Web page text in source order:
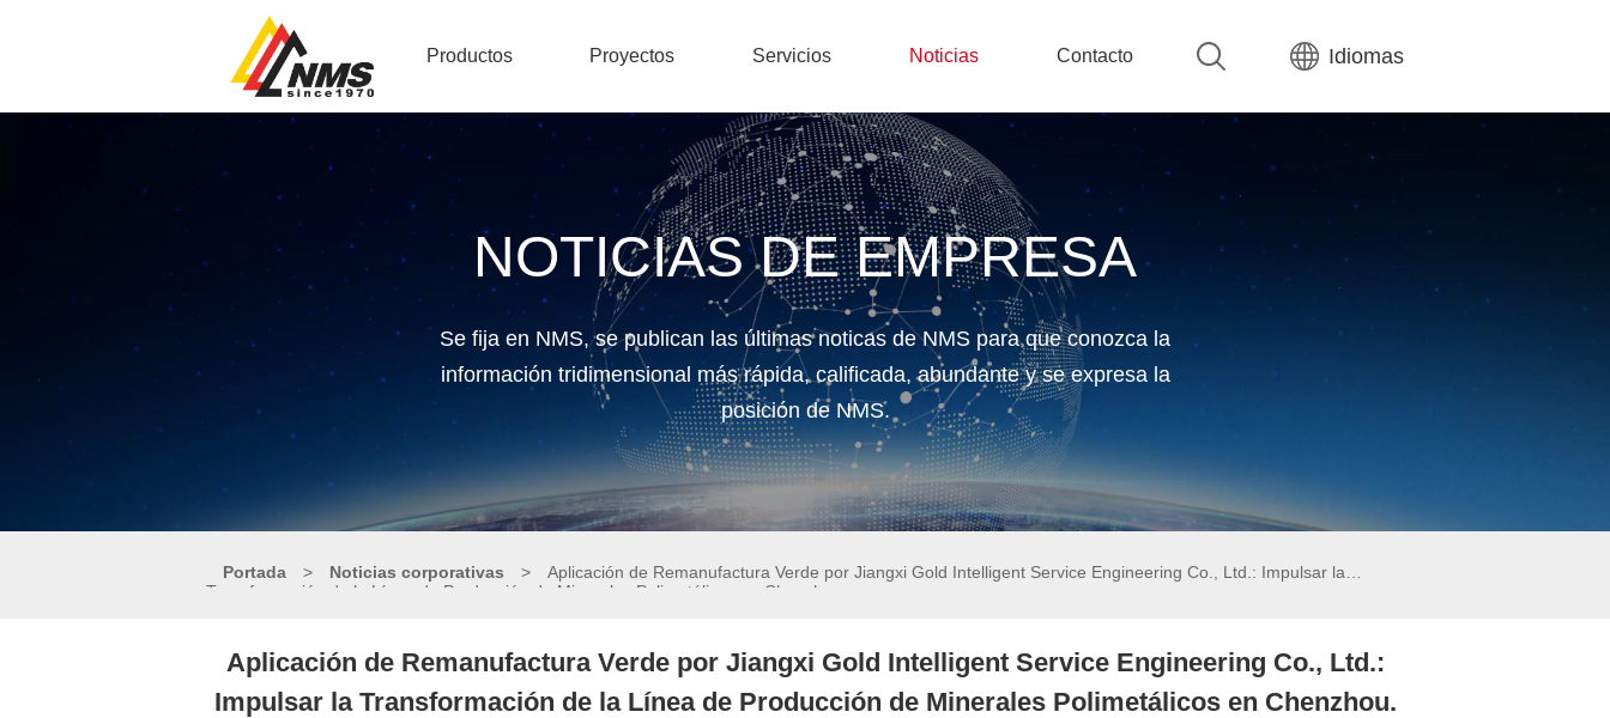
Productos Proyectos Servicios Noticias Contacto Idiomas
NOTICIAS DE EMPRESA
Se fija en NMS, se publican las últimas noticas de NMS para que conozca la
información tridimensional más rápida, calificada, abundante y se expresa la
posición de NMS.
Portada > Noticias corporativas >
Transformación de la Línea de Producción de Minerales Polimetálicos en Chenzhou.
Aplicación de Remanufactura Verde por Jiangxi Gold Intelligent Service Engineering Co., Ltd.:
Impulsar la Transformación de la Línea de Producción de Minerales Polimetálicos en Chenzhou.